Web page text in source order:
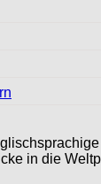
in die